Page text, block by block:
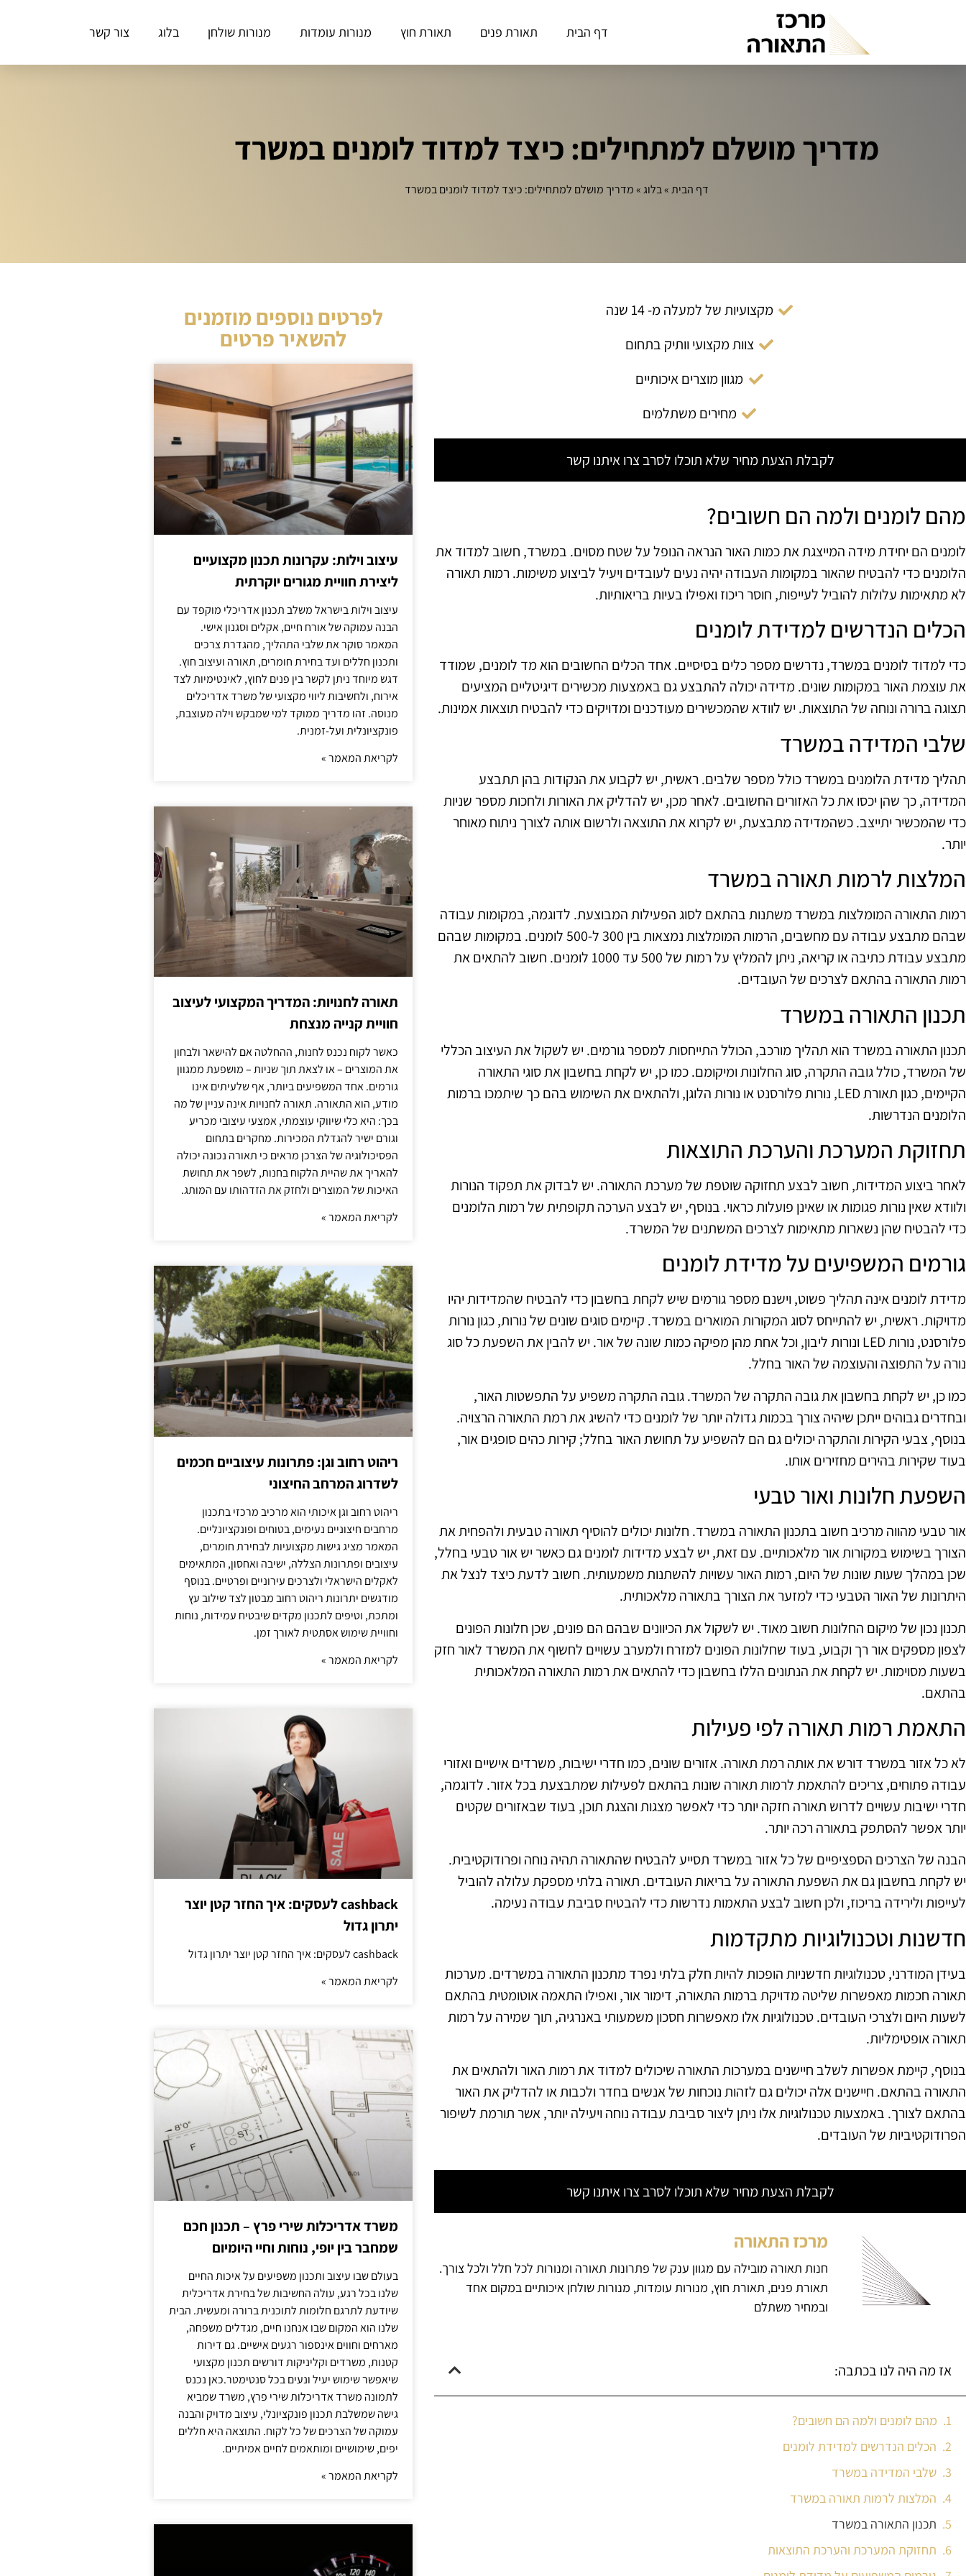
דף הבית תאורת פנים תאורת חוץ מנורות עומדות מנורות שולחן בלוג צור קשר
מדריך מושלם למתחילים: כיצד למדוד לומנים במשרד
דף הבית»בלוג»מדריך מושלם למתחילים: כיצד למדוד לומנים במשרד
מקצועיות של למעלה מ- 14 שנה
צוות מקצועי וותיק בתחום
מגוון מוצרים איכותיים
מחירים משתלמים
לקבלת הצעת מחיר שלא תוכלו לסרב צרו איתנו קשר
מהם לומנים ולמה הם חשובים?
לומנים הם יחידת מידה המייצגת את כמות האור הנראה הנופל על שטח מסוים. במשרד, חשוב למדוד את
הלומנים כדי להבטיח שהאור במקומות העבודה יהיה נעים לעובדים ויעיל לביצוע משימות. רמות תאורה
לא מתאימות עלולות להוביל לעייפות, חוסר ריכוז ואפילו בעיות בריאותיות.
הכלים הנדרשים למדידת לומנים
כדי למדוד לומנים במשרד, נדרשים מספר כלים בסיסיים. אחד הכלים החשובים הוא מד לומנים, שמודד
את עוצמת האור במקומות שונים. מדידה יכולה להתבצע גם באמצעות מכשירים דיגיטליים המציעים
תצוגה ברורה ונוחה של התוצאות. יש לוודא שהמכשירים מעודכנים ומדויקים כדי להבטיח תוצאות אמינות.
שלבי המדידה במשרד
תהליך מדידת הלומנים במשרד כולל מספר שלבים. ראשית, יש לקבוע את הנקודות בהן תתבצע
המדידה, כך שהן יכסו את כל האזורים החשובים. לאחר מכן, יש להדליק את האורות ולחכות מספר שניות
כדי שהמכשיר יתייצב. כשהמדידה מתבצעת, יש לקרוא את התוצאה ולרשום אותה לצורך ניתוח מאוחר
יותר.
המלצות לרמות תאורה במשרד
רמות התאורה המומלצות במשרד משתנות בהתאם לסוג הפעילות המבוצעת. לדוגמה, במקומות עבודה
שבהם מתבצע עבודה עם מחשבים, הרמות המומלצות נמצאות בין 300 ל-500 לומנים. במקומות שבהם
מתבצע עבודת כתיבה או קריאה, ניתן להמליץ על רמות של 500 עד 1000 לומנים. חשוב להתאים את
רמות התאורה בהתאם לצרכים של העובדים.
תכנון התאורה במשרד
תכנון התאורה במשרד הוא תהליך מורכב, הכולל התייחסות למספר גורמים. יש לשקול את העיצוב הכללי
של המשרד, כולל גובה התקרה, סוג החלונות ומיקומם. כמו כן, יש לקחת בחשבון את סוגי התאורה
הקיימים, כגון תאורת LED, נורות פלורסנט או נורות הלוגן, ולהתאים את השימוש בהם כך שיתמכו ברמות
הלומנים הנדרשות.
תחזוקת המערכת והערכת התוצאות
לאחר ביצוע המדידות, חשוב לבצע תחזוקה שוטפת של מערכת התאורה. יש לבדוק את תפקוד הנורות
ולוודא שאין נורות פגומות או שאינן פועלות כראוי. בנוסף, יש לבצע הערכה תקופתית של רמות הלומנים
כדי להבטיח שהן נשארות מתאימות לצרכים המשתנים של המשרד.
גורמים המשפיעים על מדידת לומנים
מדידת לומנים אינה תהליך פשוט, וישנם מספר גורמים שיש לקחת בחשבון כדי להבטיח שהמדידות יהיו
מדויקות. ראשית, יש להתייחס לסוג המקורות המוארים במשרד. קיימים סוגים שונים של נורות, כגון נורות
פלורסנט, נורות LED ונורות ליבון, וכל אחת מהן מפיקה כמות שונה של אור. יש להבין את השפעת כל סוג
נורה על התפוצה והעוצמה של האור בחלל.
כמו כן, יש לקחת בחשבון את גובה התקרה של המשרד. גובה התקרה משפיע על התפשטות האור,
ובחדרים גבוהים ייתכן שיהיה צורך בכמות גדולה יותר של לומנים כדי להשיג את רמת התאורה הרצויה.
בנוסף, צבעי הקירות והתקרה יכולים גם הם להשפיע על תחושת האור בחלל; קירות כהים סופגים אור,
בעוד שקירות בהירים מחזירים אותו.
השפעת חלונות ואור טבעי
אור טבעי מהווה מרכיב חשוב בתכנון התאורה במשרד. חלונות יכולים להוסיף תאורה טבעית ולהפחית את
הצורך בשימוש במקורות אור מלאכותיים. עם זאת, יש לבצע מדידות לומנים גם כאשר יש אור טבעי בחלל,
שכן במהלך שעות שונות של היום, רמות האור עשויות להשתנות משמעותית. חשוב לדעת כיצד לנצל את
היתרונות של האור הטבעי כדי למזער את הצורך בתאורה מלאכותית.
תכנון נכון של מיקום החלונות חשוב מאוד. יש לשקול את הכיוונים שבהם הם פונים, שכן חלונות הפונים
לצפון מספקים אור רך וקבוע, בעוד שחלונות הפונים למזרח ולמערב עשויים לחשוף את המשרד לאור חזק
בשעות מסוימות. יש לקחת את הנתונים הללו בחשבון כדי להתאים את רמות התאורה המלאכותית
בהתאם.
התאמת רמות תאורה לפי פעילות
לא כל אזור במשרד דורש את אותה רמת תאורה. אזורים שונים, כמו חדרי ישיבות, משרדים אישיים ואזורי
עבודה פתוחים, צריכים להתאמת לרמות תאורה שונות בהתאם לפעילות שמתבצעת בכל אזור. לדוגמה,
חדרי ישיבות עשויים לדרוש תאורה חזקה יותר כדי לאפשר מצגות והצגת תוכן, בעוד שבאזורים שקטים
יותר אפשר להסתפק בתאורה רכה יותר.
הבנה של הצרכים הספציפיים של כל אזור במשרד תסייע להבטיח שהתאורה תהיה נוחה ופרודוקטיבית.
יש לקחת בחשבון גם את השפעת התאורה על בריאות העובדים. תאורה בלתי מספקת עלולה להוביל
לעייפות ולירידה בריכוז, ולכן חשוב לבצע התאמות נדרשות כדי להבטיח סביבת עבודה נעימה.
חדשנות וטכנולוגיות מתקדמות
בעידן המודרני, טכנולוגיות חדשניות הופכות להיות חלק בלתי נפרד מתכנון התאורה במשרדים. מערכות
תאורה חכמות מאפשרות שליטה מדויקת ברמות התאורה, דימור אור, ואפילו התאמה אוטומטית בהתאם
לשעות היום ולצרכי העובדים. טכנולוגיות אלו מאפשרות חסכון משמעותי באנרגיה, תוך שמירה על רמות
תאורה אופטימליות.
בנוסף, קיימת אפשרות לשלב חיישנים במערכות התאורה שיכולים למדוד את רמות האור ולהתאים את
התאורה בהתאם. חיישנים אלה יכולים גם לזהות נוכחות של אנשים בחדר ולכבות או להדליק את האור
בהתאם לצורך. באמצעות טכנולוגיות אלו ניתן ליצור סביבת עבודה נוחה ויעילה יותר, אשר תורמת לשיפור
הפרודוקטיביות של העובדים.
לקבלת הצעת מחיר שלא תוכלו לסרב צרו איתנו קשר
מרכז התאורה
חנות תאורה מובילה עם מגוון ענק של פתרונות תאורה ומנורות לכל חלל ולכל צורך.
תאורת פנים, תאורת חוץ, מנורות עומדות, מנורות שולחן איכותיים במקום אחד
ובמחיר משתלם
אז מה היה לנו בכתבה:
מהם לומנים ולמה הם חשובים?
הכלים הנדרשים למדידת לומנים
שלבי המדידה במשרד
המלצות לרמות תאורה במשרד
תכנון התאורה במשרד
תחזוקת המערכת והערכת התוצאות
לפרטים נוספים מוזמנים
להשאיר פרטים
עיצוב וילות: עקרונות תכנון מקצועיים
ליצירת חוויית מגורים יוקרתית
עיצוב וילות בישראל משלב תכנון אדריכלי מוקפד עם
הבנה עמוקה של אורח חיים, אקלים וסגנון אישי.
המאמר סוקר את שלבי התהליך, מהגדרת צרכים
ותכנון חללים ועד בחירת חומרים, תאורה ועיצוב חוץ.
דגש מיוחד ניתן לקשר בין פנים לחוץ, לאינטימיות לצד
אירוח, ולחשיבות ליווי מקצועי של משרד אדריכלים
מנוסה. זהו מדריך ממוקד למי שמבקש וילה מעוצבת,
פונקציונלית ועל-זמנית.
לקריאת המאמר »
תאורה לחנויות: המדריך המקצועי לעיצוב
חוויית קנייה מנצחת
כאשר לקוח נכנס לחנות, ההחלטה אם להישאר ולבחון
את המוצרים – או לצאת תוך שניות – מושפעת ממגוון
גורמים. אחד המשפיעים ביותר, אף שלעיתים אינו
מודע, הוא התאורה. תאורה לחנויות אינה עניין של מה
בכך: היא כלי שיווקי עוצמתי, אמצעי עיצובי מכריע
וגורם ישיר להגדלת המכירות. מחקרים בתחום
הפסיכולוגיה של הצרכן מראים כי תאורה נכונה יכולה
להאריך את שהיית הלקוח בחנות, לשפר את תחושת
האיכות של המוצרים ולחזק את הזדהותו עם המותג.
לקריאת המאמר »
ריהוט רחוב וגן: פתרונות עיצוביים חכמים
לשדרוג המרחב החיצוני
ריהוט רחוב וגן איכותי הוא מרכיב מרכזי בתכנון
מרחבים חיצוניים נעימים, בטוחים ופונקציונליים.
המאמר מציג גישות מקצועיות לבחירת חומרים,
עיצובים ופתרונות הצללה, ישיבה ואחסון, המתאימים
לאקלים הישראלי ולצרכים עירוניים ופרטיים. בנוסף
מודגשים יתרונות ריהוט רחוב מבטון לצד שילוב עץ
ומתכת, וטיפים לתכנון מקדים שיבטיח עמידות, נוחות
וחוויית שימוש אסתטית לאורך זמן.
לקריאת המאמר »
cashback לעסקים: איך החזר קטן יוצר
יתרון גדול
cashback לעסקים: איך החזר קטן יוצר יתרון גדול
לקריאת המאמר »
משרד אדריכלות שירי פרץ – תכנון חכם
שמחבר בין יופי, נוחות וחיי היומיום
בעולם שבו עיצוב ותכנון משפיעים על איכות החיים
שלנו בכל רגע, עולה החשיבות של בחירת אדריכלית
שיודעת לתרגם חלומות לתוכנית ברורה ומעשית. הבית
שלנו הוא המקום שבו אנחנו חיים, מגדלים משפחה,
מארחים וחווים אינספור רגעים אישיים. גם דירות
קטנות, משרדים וקליניקות דורשים תכנון מקצועי
שיאפשר שימוש יעיל ונעים בכל סנטימטר.כאן נכנס
לתמונה משרד אדריכלות שירי פרץ, משרד שמביא
גישה שמשלבת תכנון פונקציונלי, עיצוב מדויק והבנה
עמוקה של הצרכים של כל לקוח. התוצאה היא חללים
יפים, שימושיים ומותאמים לחיים אמיתיים.
לקריאת המאמר »